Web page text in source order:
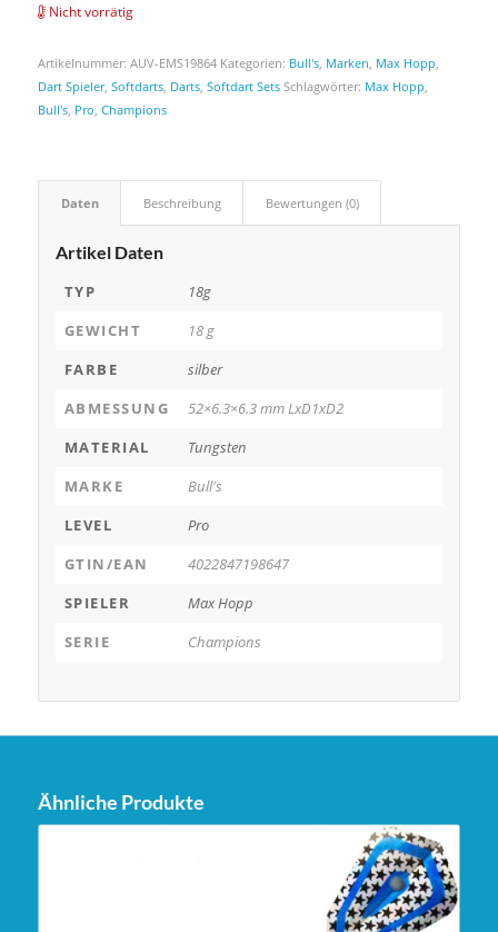
Nicht vorrätig
Artikelnummer: AUV-EMS19864 Kategorien: Bull's, Marken Max Hopp
Dart Spieler, Softdarts, Darts, Softdart Sets Schlagwörter: Max Hopp
Bull's, Pro Champions
Daten Beschreibung Bewertungen (0)
Artikel Daten
TYP
18g
GEWICHT
18 g
FARBE
silber
ABMESSUNG
52×6.3×6.3 mm LxD1xD2
MATERIAL
Tungsten
MARKE
Bull's
LEVEL
Pro
GTIN/EAN
4022847198647
SPIELER
Max Hopp
SERIE
Champions
Ähnliche Produkte